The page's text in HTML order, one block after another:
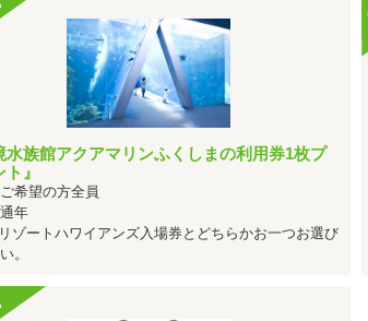
年09月 北海道・東北で男性のその他に人気のラ
年09月 北海道・東北でその他に人気のランキン
年08月 北海道・東北で女性の専門学校生に人
年07月 北海道・東北で男性のその他に人気のラ
年07月 北海道・東北でその他に人気のランキン
年06月 北海道・東北で男性のその他に人気のラ
年06月 北海道・東北でその他に人気のランキ
年04月 北海道・東北で男性のその他に人気の
年02月 北海道・東北で女性の高校生に人気のラ
年02月 北海道・東北で男性の高校生に人気のラ
水族館アクアマリンふくしまの利用券1枚プ
』
希望の方全員
年
ゾートハワイアンズ入場券とどちらかお一つお選び
。